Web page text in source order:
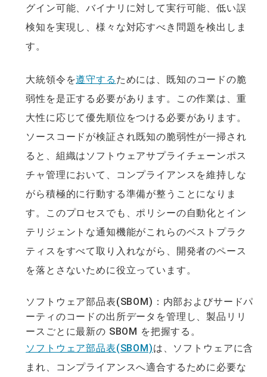
グイン可能、バイナリに対して実行可能、低い誤
検知を実現し、様々な対応すべき問題を検出しま
す。
大統領令を遵守する ためには、既知のコードの脆
弱性を是正する必要があります。この作業は、重
大性に応じて優先順位をつける必要があります。
ソースコードが検証され既知の脆弱性が一掃され
ると、組織はソフトウェアサプライチェーンポス
チャ管理において、コンプライアンスを維持しな
がら積極的に行動する準備が整うことになりま
す。このプロセスでも、ポリシーの自動化とイン
テリジェントな通知機能がこれらのベストプラク
ティスをすべて取り入れながら、開発者のペース
を落とさないために役立っています。
ソフトウェア部品表(SBOM)：内部およびサードパ
ーティのコードの出所データを管理し、製品リリ
ースごとに最新の SBOM を把握する。
ソフトウェア部品表(SBOM)は、ソフトウェアに含
まれ、コンプライアンスへ適合するために必要な